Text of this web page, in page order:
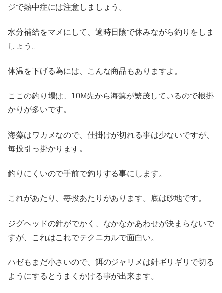
ジで熱中症には注意しましょう。
水分補給をマメにして、適時日陰で休みながら釣りをしま
しょう。
体温を下げる為には、こんな商品もありますよ。
ここの釣り場は、10M先から海藻が繁茂しているので根掛
かりが多いです。
海藻はワカメなので、仕掛けが切れる事は少ないですが、
毎投引っ掛かります。
釣りにくいので手前で釣りする事にします。
これがあたり、毎投あたりがあります。底は砂地です。
ジグヘッドの針がでかく、なかなかあわせが決まらないで
すが、これはこれでテクニカルで面白い。
ハゼもまだ小さいので、餌のジャリメは針ギリギリで切る
ようにするとうまくかける事が出来ます。